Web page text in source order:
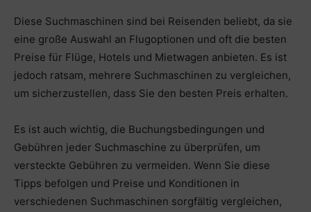
Diese Suchmaschinen sind bei Reisenden beliebt, da sie
eine große Auswahl an Flugoptionen und oft die besten
Preise für Flüge, Hotels und Mietwagen anbieten. Es ist
jedoch ratsam, mehrere Suchmaschinen zu vergleichen,
um sicherzustellen, dass Sie den besten Preis erhalten.
Es ist auch wichtig, die Buchungsbedingungen und
Gebühren jeder Suchmaschine zu überprüfen, um
versteckte Gebühren zu vermeiden. Wenn Sie diese
Tipps befolgen und Preise und Konditionen in
verschiedenen Suchmaschinen sorgfältig vergleichen,